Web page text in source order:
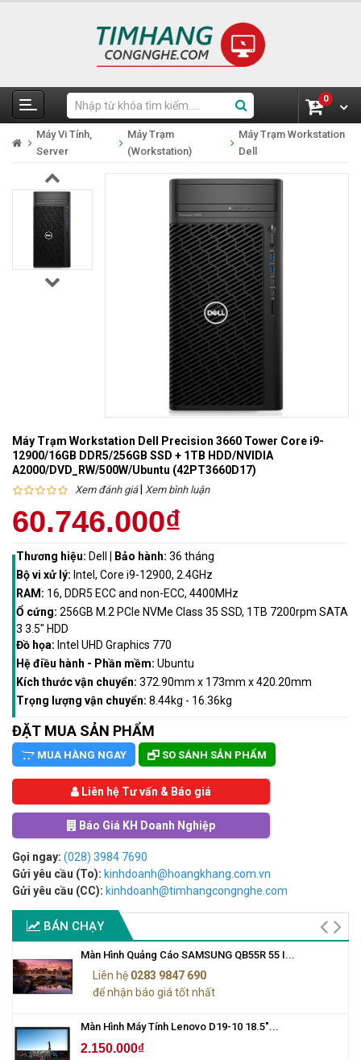
0
Máy Vi Tính,
Server
Máy Trạm
(Workstation)
Máy Trạm Workstation
Dell
Máy Trạm Workstation Dell Precision 3660 Tower Core i9-
12900/16GB DDR5/256GB SSD + 1TB HDD/NVIDIA
A2000/DVD_RW/500W/Ubuntu (42PT3660D17)
Xem đánh giá| Xem bình luận
60.746.000₫
Thương hiệu: Dell Bảo hành: 36 tháng
Bộ vi xử lý: Intel, Core i9-12900, 2.4GHz
RAM: 16, DDR5 ECC and non-ECC, 4400MHz
Ổ cứng: 256GB M.2 PCIe NVMe Class 35 SSD, 1TB 7200rpm SATA
3 3.5" HDD
Đồ họa: Intel UHD Graphics 770
Hệ điều hành - Phần mềm: Ubuntu
Kích thước vận chuyển: 372.90mm x 173mm x 420.20mm
Trọng lượng vận chuyển: 8.44kg - 16.36kg
ĐẶT MUA SẢN PHẨM
MUA HÀNG NGAY SO SÁNH SẢN PHẨM
Liên hệ Tư vấn & Báo giá
Báo Giá KH Doanh Nghiệp
Gọi ngay: (028) 3984 7690
Gửi yêu cầu (To): kinhdoanh@hoangkhang.com.vn
Gửi yêu cầu (CC): kinhdoanh@timhangcongnghe.com
BÁN CHẠY
Màn Hình Quảng Cáo SAMSUNG QB55R 55 I...
Liên hệ 0283 9847 690
để nhận báo giá tốt nhất
Màn Hình Máy Tính Lenovo D19-10 18.5"...
2.150.000₫